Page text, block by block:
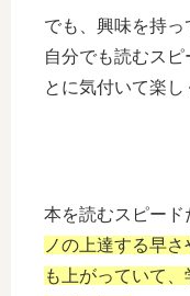
でも、興味を持
自分でも読むス
とに気付いて楽し
本を読むスピード
ノの上達する早
も上がっていて